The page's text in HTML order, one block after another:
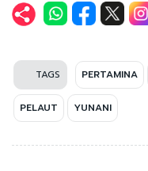
TAGS PERTAMINA
PELAUT YUNANI